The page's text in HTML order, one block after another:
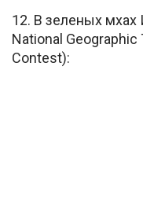
12. В зеленых мхах
National
Contest):